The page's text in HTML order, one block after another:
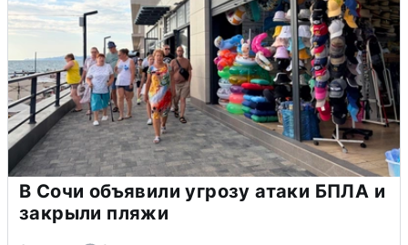
В Сочи объявили угрозу атаки БПЛА и
закрыли пляжи